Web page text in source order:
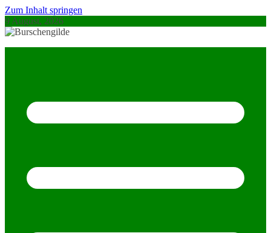
Zum Inhalt springen
9 August, 2026